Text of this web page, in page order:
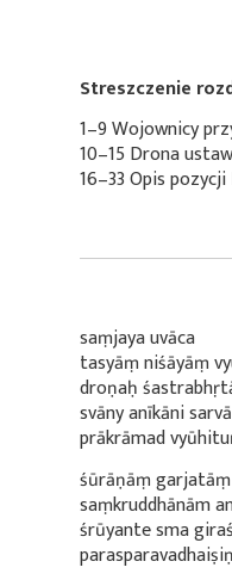
Streszczenie
1–9 Wojownicy
10–15 Drona
16–33 Opis
saṃjaya uvāca
tasyāṃ niśāyāṃ
droṇaḥ
svāny anīkāni
prākrāmad
śūrāṇāṃ
saṃkruddhānām
śrūyante sma